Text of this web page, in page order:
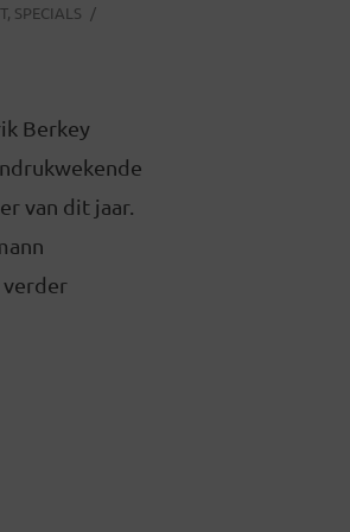
, SPECIALS
Berkey
van dit jaar.
verder